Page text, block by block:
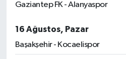
Gaziantep FK - Alanyaspor
16 Ağustos, Pazar
Başakşehir - Kocaelispor